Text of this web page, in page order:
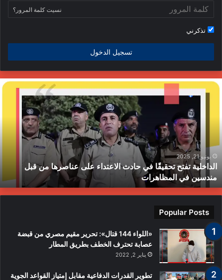
نسيت كلمة المرور؟
تذكرني
تسجيل الدخول
الداخلية
على
عناصرها
من
قبل
مندسين
في
المظاهرات
يونيو 21, 2025
الداخلية تفتح تحقيقًا في حادث الاعتداء على عناصرها من قبل
مندسين في المظاهرات
Popular Posts
«اللواء 144 قتال»: تحرير مقيم مصري من قبضة
عصابة تحترف الخطف بطريق المطار
يناير 2, 2022
تطوير القدرات الدفاعية مقابل إمتياز القواعد الجوية